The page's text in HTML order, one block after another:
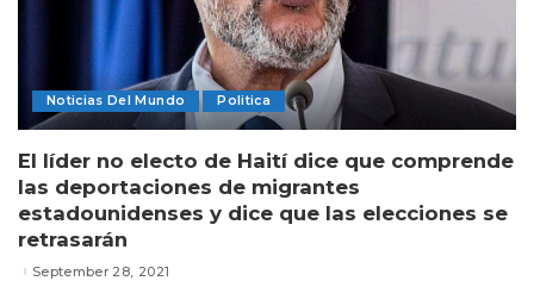
Noticias Del Mundo Politica
El líder no electo de Haití dice que comprende
las deportaciones de migrantes
estadounidenses y dice que las elecciones se
retrasarán
September 28, 2021